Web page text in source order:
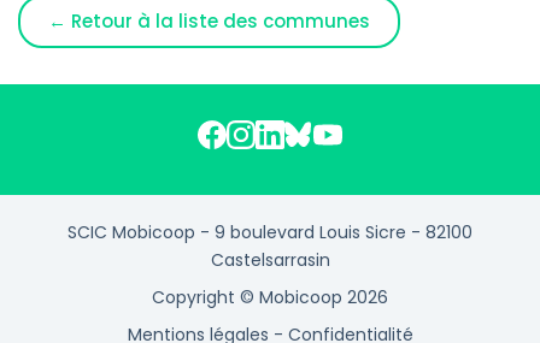
← Retour à la liste des communes
SCIC Mobicoop - 9 boulevard Louis Sicre - 82100
Castelsarrasin
Copyright © Mobicoop 2026
Mentions légales - Confidentialité